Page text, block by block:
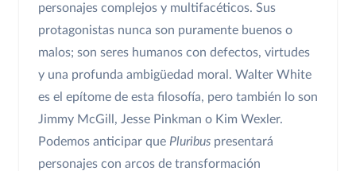
personajes complejos y multifacéticos. Sus
protagonistas nunca son puramente buenos o
malos; son seres humanos con defectos, virtudes
y una profunda ambigüedad moral. Walter White
es el epítome de esta filosofía, pero también lo son
Jimmy McGill, Jesse Pinkman o Kim Wexler.
Podemos anticipar que Pluribus presentará
personajes con arcos de transformación